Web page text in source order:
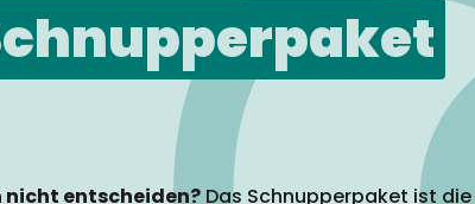
nicht entscheiden? Das Schnupperpaket ist die